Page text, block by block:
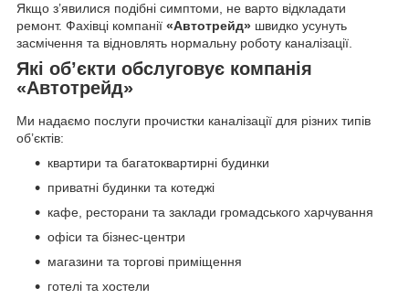
Якщо з’явилися подібні симптоми, не варто відкладати
ремонт. Фахівці компанії «Автотрейд» швидко усунуть
засмічення та відновлять нормальну роботу каналізації.
Які об’єкти обслуговує компанія
«Автотрейд»
Ми надаємо послуги прочистки каналізації для різних типів
об’єктів:
квартири та багатоквартирні будинки
приватні будинки та котеджі
кафе, ресторани та заклади громадського харчування
офіси та бізнес-центри
магазини та торгові приміщення
готелі та хостели